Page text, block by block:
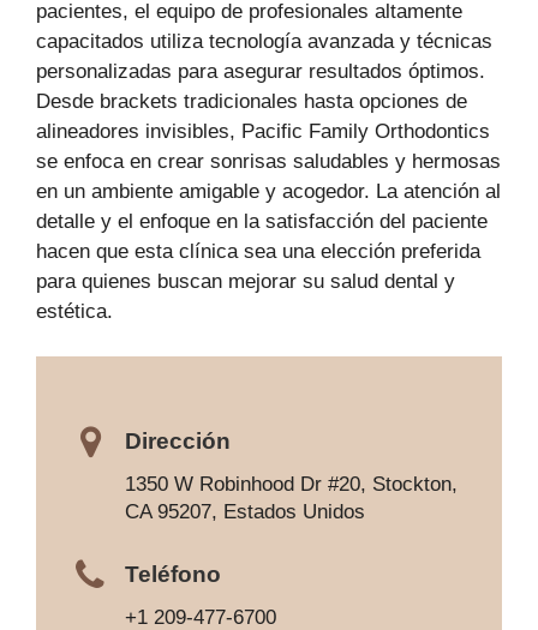
pacientes, el equipo de profesionales altamente
capacitados utiliza tecnología avanzada y técnicas
personalizadas para asegurar resultados óptimos.
Desde brackets tradicionales hasta opciones de
alineadores invisibles, Pacific Family Orthodontics
se enfoca en crear sonrisas saludables y hermosas
en un ambiente amigable y acogedor. La atención al
detalle y el enfoque en la satisfacción del paciente
hacen que esta clínica sea una elección preferida
para quienes buscan mejorar su salud dental y
estética.
Dirección
1350 W Robinhood Dr #20, Stockton,
CA 95207, Estados Unidos
Teléfono
+1 209-477-6700